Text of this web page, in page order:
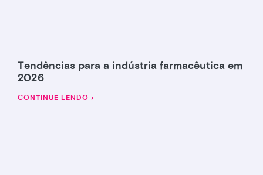
Tendências para a indústria farmacêutica em
2026
CONTINUE LENDO ›